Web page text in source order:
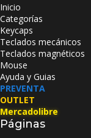
Inicio
Categorías
Keycaps
Teclados mecánicos
Teclados magnéticos
Mouse
Ayuda y Guias
PREVENTA
OUTLET
Mercadolibre
Páginas